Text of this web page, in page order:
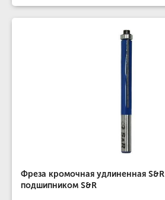
Фреза кромочная удлиненная
подшипником S&R